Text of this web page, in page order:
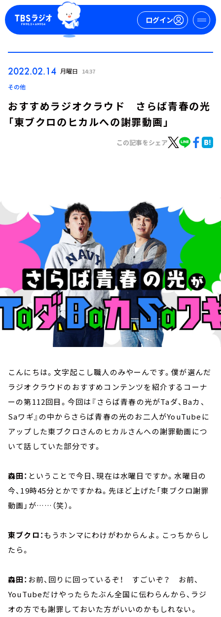
ログイン
トピックス
TBS Podcast
お知らせ
イベント・グッズ
YouTube
会社情報
2022.02.14 月曜日 14:37
その他
おすすめラジオクラウド さらば青春の光
「東ブクロのヒカルへの謝罪動画」
この記事をシェア
こんにちは。文字起こし職人のみやーんです。僕が選んだ
ラジオクラウドのおすすめコンテンツを紹介するコーナ
ーの第112回目。今回は『さらば青春の光がTaダ、Baカ、
Saワギ』の中からさらば青春の光のお二人がYouTubeに
アップした東ブクロさんのヒカルさんへの謝罪動画につ
いて話していた部分です。
森田： ということで今日、現在は水曜日ですか。水曜日の
今、19時45分とかですかね。先ほど上げた「東ブクロ謝罪
動画」が……（笑）。
東ブクロ：もうホンマにわけがわからんよ。こっちからし
たら。
森田： お前、回りに回っているぞ！ すごいぞ？ お前、
YouTubeだけやったらたぶん全国に伝わらんから、ラジ
オの方でも謝罪しておいた方がいいのかもしれない。